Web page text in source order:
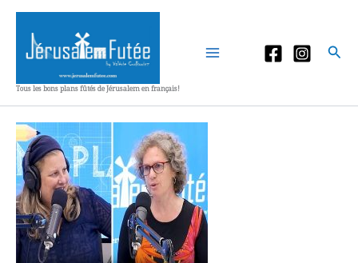
Aller
contenu
Tous les bons plans fûtés de Jérusalem en français!